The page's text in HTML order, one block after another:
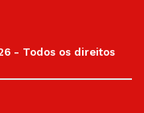
- Todos os direitos